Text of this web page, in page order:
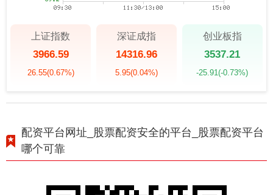
上证指数
3966.59
26.55(0.67%)
深证成指
14316.96
5.95(0.04%)
创业板指
3537.21
-25.91(-0.73%)
配资平台网址_股票配资安全的平台_股票配资平台
哪个可靠